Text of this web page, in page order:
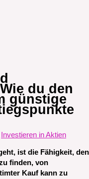
du den
günstige
Investieren in Aktien
ist die Fähigkeit, den
finden, von
Kauf kann zu